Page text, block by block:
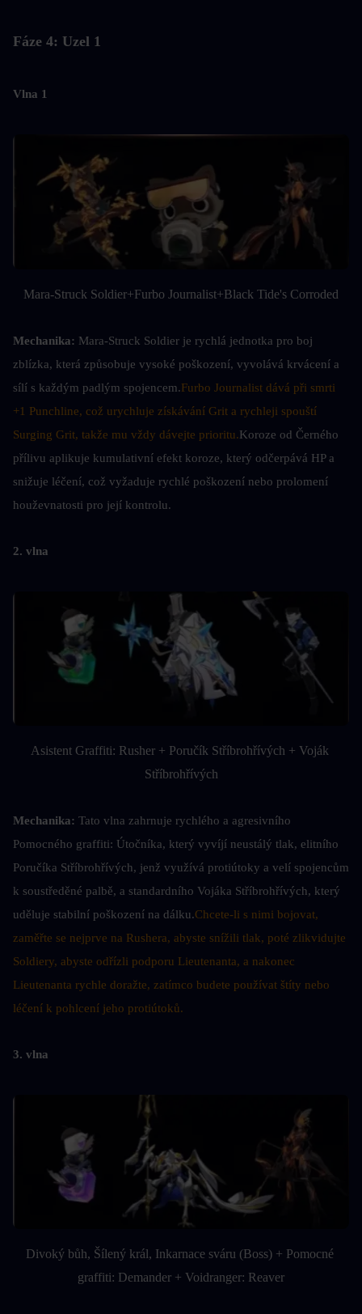
Fáze 4: Uzel 1
Vlna 1
Mara-Struck Soldier+Furbo Journalist+Black Tide's Corroded
Mechanika: Mara-Struck Soldier je rychlá jednotka pro boj
zblízka, která způsobuje vysoké poškození, vyvolává krvácení a
sílí s každým padlým spojencem.Furbo Journalist dává při smrti
+1 Punchline, což urychluje získávání Grit a rychleji spouští
Surging Grit, takže mu vždy dávejte prioritu.Koroze od Černého
přílivu aplikuje kumulativní efekt koroze, který odčerpává HP a
snižuje léčení, což vyžaduje rychlé poškození nebo prolomení
houževnatosti pro její kontrolu.
2. vlna
Asistent Graffiti: Rusher + Poručík Stříbrohřívých + Voják
Stříbrohřívých
Mechanika: Tato vlna zahrnuje rychlého a agresivního
Pomocného graffiti: Útočníka, který vyvíjí neustálý tlak, elitního
Poručíka Stříbrohřívých, jenž využívá protiútoky a velí spojencům
k soustředěné palbě, a standardního Vojáka Stříbrohřívých, který
uděluje stabilní poškození na dálku.Chcete-li s nimi bojovat,
zaměřte se nejprve na Rushera, abyste snížili tlak, poté zlikvidujte
Soldiery, abyste odřízli podporu Lieutenanta, a nakonec
Lieutenanta rychle doražte, zatímco budete používat štíty nebo
léčení k pohlcení jeho protiútoků.
3. vlna
Divoký bůh, Šílený král, Inkarnace sváru (Boss) + Pomocné
graffiti: Demander + Voidranger: Reaver